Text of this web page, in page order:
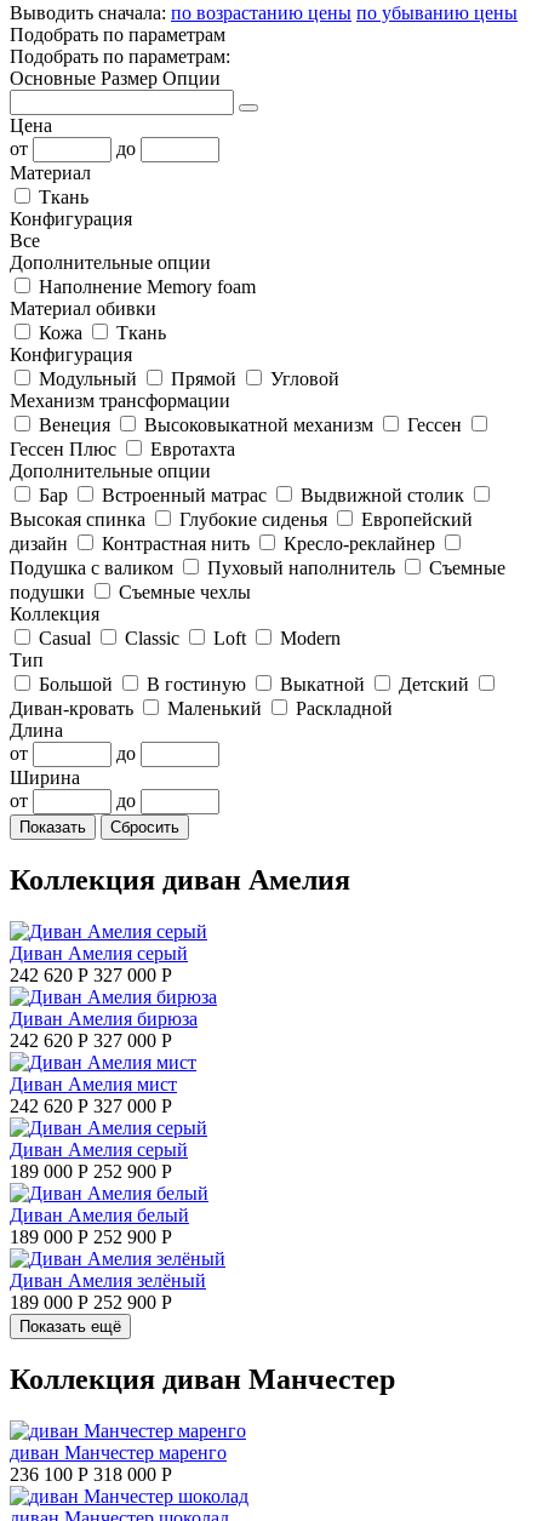
Выводить сначала: по возрастанию цены по убыванию цены
Подобрать по параметрам
Подобрать по параметрам:
Основные Размер Опции
Цена
от
до
Материал
Ткань
Конфигурация
Все
Дополнительные опции
Наполнение Memory foam
Материал обивки
Кожа
Ткань
Конфигурация
Модульный
Прямой
Угловой
Механизм трансформации
Венеция
Высоковыкатной механизм
Гессен
Гессен Плюс
Евротахта
Дополнительные опции
Бар
Встроенный матрас
Выдвижной столик
Высокая спинка
Глубокие сиденья
Европейский
дизайн
Контрастная нить
Кресло-реклайнер
Подушка с валиком
Пуховый наполнитель
Съемные
подушки
Съемные чехлы
Коллекция
Casual
Classic Loft
Modern
Тип
Большой
В гостиную Выкатной
Детский
Диван-кровать
Маленький
Раскладной
Длина
от
до
Ширина
от
до
Коллекция диван Амелия
Диван Амелия серый
242 620 Р 327 000 Р
Диван Амелия бирюза
242 620 Р 327 000 Р
Диван Амелия мист
242 620 Р 327 000 Р
Диван Амелия серый
189 000 Р 252 900 Р
Диван Амелия белый
189 000 Р 252 900 Р
Диван Амелия зелёный
189 000 Р 252 900 Р
Показать ещё
Коллекция диван Манчестер
диван Манчестер маренго
236 100 Р 318 000 Р